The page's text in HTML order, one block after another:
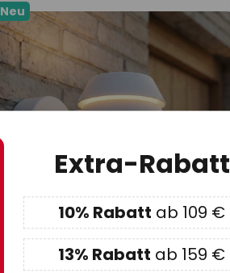
Neu
Extra-Rabatt
10% Rabatt ab 109 €
13% Rabatt ab 159 €